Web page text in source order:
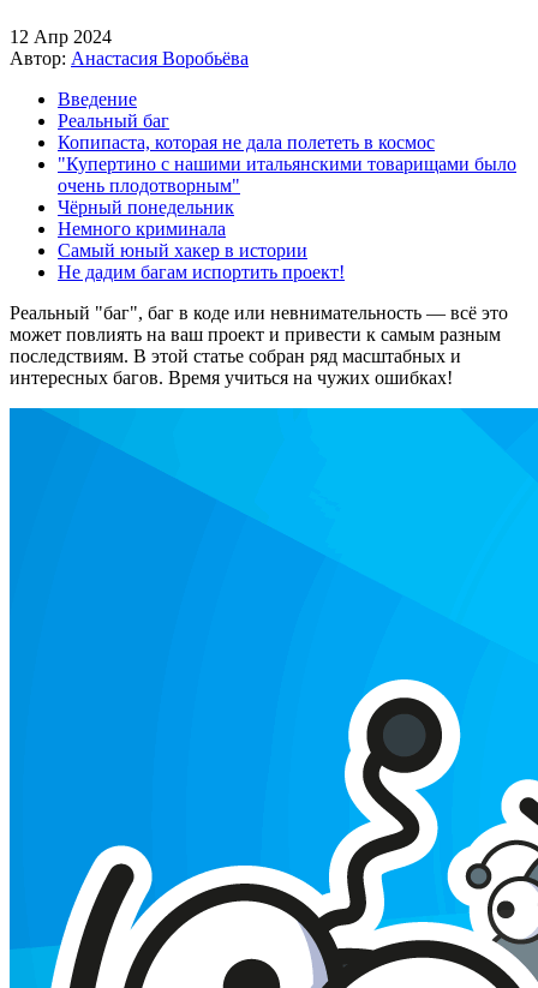
12 Апр 2024
Автор: Анастасия Воробьёва
Введение
Реальный баг
Копипаста, которая не дала полететь в космос
"Купертино с нашими итальянскими товарищами было
очень плодотворным"
Чёрный понедельник
Немного криминала
Самый юный хакер в истории
Не дадим багам испортить проект!
Реальный "баг", баг в коде или невнимательность — всё это
может повлиять на ваш проект и привести к самым разным
последствиям. В этой статье собран ряд масштабных и
интересных багов. Время учиться на чужих ошибках!